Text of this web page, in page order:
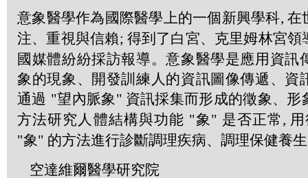
意象醫學作為國際醫學上的一個新興學科, 在
注、重視與信賴; 得到了白宮、克里姆林宮領
國媒體紛紛採訪報導。意象醫學是應用資訊
象的現象、開發訓練人的資訊圖像傳遞、資
通過 "望內脈象 " 資訊採集而形成的徵象、形
方法研究人體結構與功能 "象 " 是否正常 ,
"象" 的方法進行診斷調理疾病、調理保健養
空達維爾醫學研究院